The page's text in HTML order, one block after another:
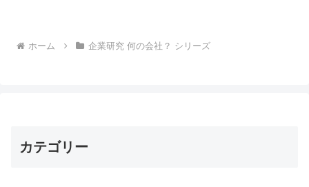
ホーム 企業研究 何の会社？ シリーズ
カテゴリー